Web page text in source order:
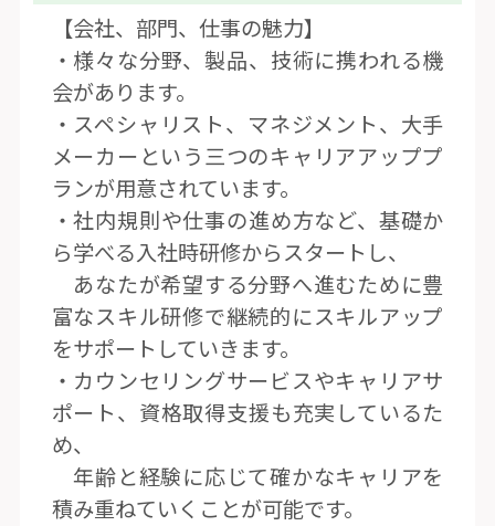
【会社、部門、仕事の魅力】
・様々な分野、製品、技術に携われる機
会があります。
・スペシャリスト、マネジメント、大手
メーカーという三つのキャリアアッププ
ランが用意されています。
・社内規則や仕事の進め方など、基礎か
ら学べる入社時研修からスタートし、
あなたが希望する分野へ進むために豊
富なスキル研修で継続的にスキルアップ
をサポートしていきます。
・カウンセリングサービスやキャリアサ
ポート、資格取得支援も充実しているた
め、
年齢と経験に応じて確かなキャリアを
積み重ねていくことが可能です。